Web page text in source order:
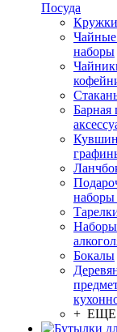
Посуда
Кружки
наборы
Барная
наборы
Бокалы
+ ЕЩЕ